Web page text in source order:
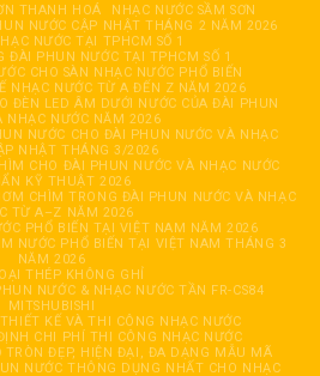
THANH HOÁ
NHẠC NƯỚC SẦM SƠN
NƯỚC CẬP NHẬT THÁNG 2 NĂM 2026
NƯỚC TẠI TPHCM SỐ 1
ĐÀI PHUN NƯỚC TẠI TPHCM SỐ 1
CHO SÀN NHẠC NƯỚC PHỔ BIẾN
NHẠC NƯỚC TỪ A ĐẾN Z NĂM 2026
ĐÈN LED ÂM DƯỚI NƯỚC CỦA ĐÀI PHUN
NHẠC NƯỚC NĂM 2026
NƯỚC CHO ĐÀI PHUN NƯỚC VÀ NHẠC
NHẬT THÁNG 3/2026
CHO ĐÀI PHUN NƯỚC VÀ NHẠC NƯỚC
KỸ THUẬT 2026
CHÌM TRONG ĐÀI PHUN NƯỚC VÀ NHẠC
TỪ A–Z NĂM 2026
PHỔ BIẾN TẠI VIỆT NAM NĂM 2026
NƯỚC PHỔ BIẾN TẠI VIỆT NAM THÁNG 3
NĂM 2026
THÉP KHÔNG GHỈ
NƯỚC & NHẠC NƯỚC TẦN FR-CS84
MITSHUBISHI
KẾ VÀ THI CÔNG NHẠC NƯỚC
CHI PHÍ THI CÔNG NHẠC NƯỚC
TRÒN ĐẸP, HIỆN ĐẠI, ĐA DẠNG MẪU MÃ
NƯỚC THÔNG DỤNG NHẤT CHO NHẠC